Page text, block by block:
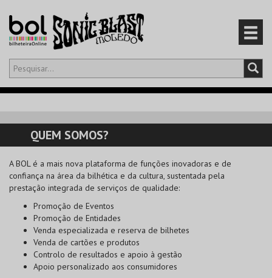
Olá,iniciar sessão
CARRINHO
EVENTOS
CARTÕES
PRODUTOS
QUEM SOMOS?
ABOL é a mais nova plataforma de funções inovadoras e de
confiança na área da bilhética e da cultura, sustentada pela
prestação integrada de serviços de qualidade:
Promoção de Eventos
Promoção de Entidades
Venda especializada e reserva de bilhetes
Venda de cartões e produtos
Controlo de resultados e apoio à gestão
Apoio personalizado aos consumidores